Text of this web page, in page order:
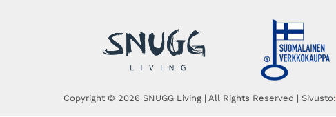
Copyright © 2026 SNUGG Living | All Rights Reserved | Sivusto: